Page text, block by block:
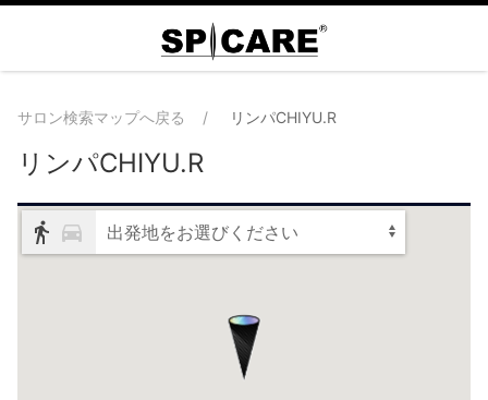
サロン検索マップへ戻る リンパCHIYU.R
リンパCHIYU.R
出発地をお選びください